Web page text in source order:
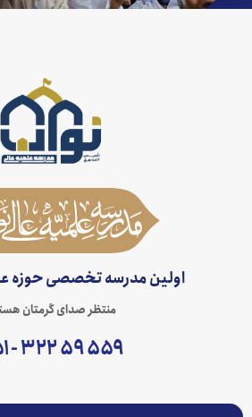
اولین مدرسه تخصصی حوزه علمیه
منتظر صدای گرمتان هستیم